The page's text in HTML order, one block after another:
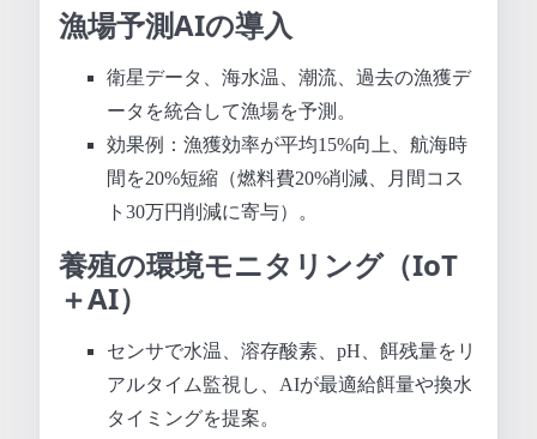
漁場予測AIの導入
衛星データ、海水温、潮流、過去の漁獲デ
ータを統合して漁場を予測。
効果例：漁獲効率が平均15%向上、航海時
間を20%短縮（燃料費20%削減、月間コス
ト30万円削減に寄与）。
養殖の環境モニタリング（IoT
＋AI）
センサで水温、溶存酸素、pH、餌残量をリ
アルタイム監視し、AIが最適給餌量や換水
タイミングを提案。